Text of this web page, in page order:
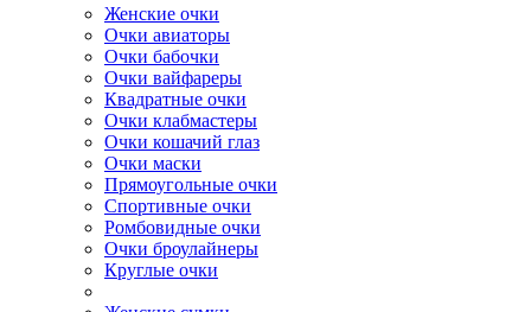
Женские очки
Очки авиаторы
Очки бабочки
Очки вайфареры
Квадратные очки
Очки клабмастеры
Очки кошачий глаз
Очки маски
Прямоугольные очки
Спортивные очки
Ромбовидные очки
Очки броулайнеры
Круглые очки